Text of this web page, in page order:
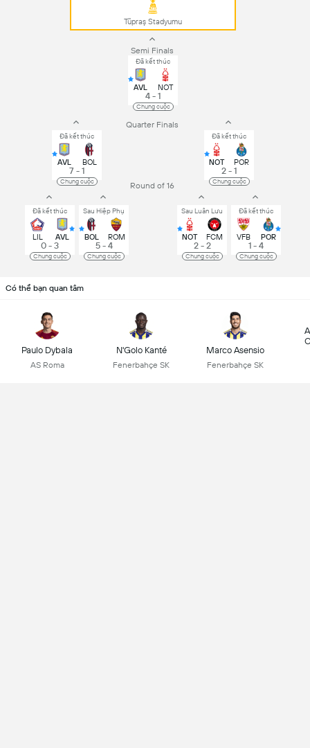
Tüpraş Stadyumu
Round of 16
Đã kết thúc
Chung cuộc
LIL AVL
0 - 3
Sau Hiệp Phụ
Chung cuộc
BOL ROM
5 - 4
Sau Luân Lưu
Chung cuộc
NOT FCM
2 - 2
Đã kết thúc
Chung cuộc
VFB POR
1 - 4
Quarter Finals
Đã kết thúc
Chung cuộc
AVL BOL
7 - 1
Đã kết thúc
Chung cuộc
NOT POR
2 - 1
Semi Finals
Đã kết thúc
Chung cuộc
AVL NOT
4 - 1
Có thể bạn quan tâm
Paulo Dybala
AS Roma
N'Golo Kanté
Fenerbahçe SK
Marco Asensio
Fenerbahçe SK